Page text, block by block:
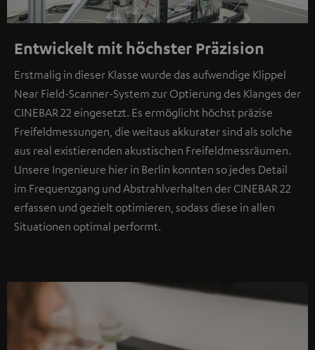
Entwickelt mit höchster Präzision
Erstmalig in dieser Klasse wurde das aufwendige Klippel
Near Field-Scanner-System zur Optierung des Klanges der
CINEBAR 22 eingesetzt. Es ermöglicht höchst präzise
Freifeldmessungen, die weitaus akkurater sind als solche
aus real existierenden akustischen Freifeldmessräumen.
Unsere Ingenieure hier in Berlin konnten so jedes Detail
im Frequenzgang und Abstrahlverhalten der CINEBAR 22
erfassen und gezielt optimieren, sodass diese in allen
Situationen optimal performt.